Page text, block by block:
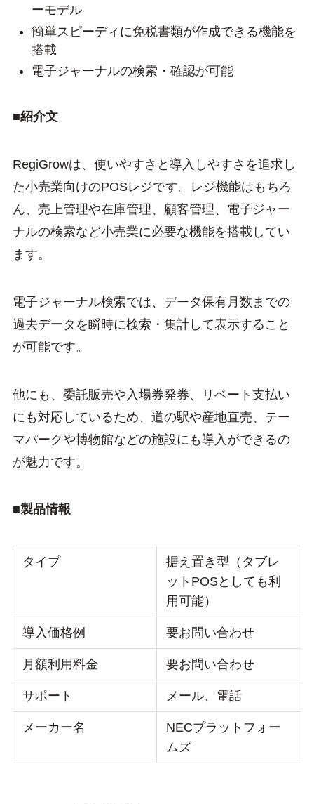
ーモデル
簡単スピーディに免税書類が作成できる機能を
搭載
電子ジャーナルの検索・確認が可能
■紹介文
RegiGrowは、使いやすさと導入しやすさを追求し
た小売業向けのPOSレジです。レジ機能はもちろ
ん、売上管理や在庫管理、顧客管理、電子ジャー
ナルの検索など小売業に必要な機能を搭載してい
ます。
電子ジャーナル検索では、データ保有月数までの
過去データを瞬時に検索・集計して表示すること
が可能です。
他にも、委託販売や入場券発券、リベート支払い
にも対応しているため、道の駅や産地直売、テー
マパークや博物館などの施設にも導入ができるの
が魅力です。
■製品情報
タイプ
据え置き型（タブレ
ットPOSとしても利
用可能）
導入価格例 要お問い合わせ
月額利用料金 要お問い合わせ
サポート メール、電話
メーカー名
NECプラットフォー
ムズ